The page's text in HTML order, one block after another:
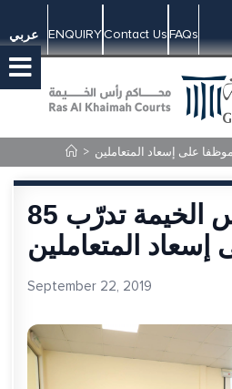
عربي ENQUIRYContact UsFAQs
>
محاكم رأس الخيمة تدرّب 85
المتعاملين
September 22, 2019